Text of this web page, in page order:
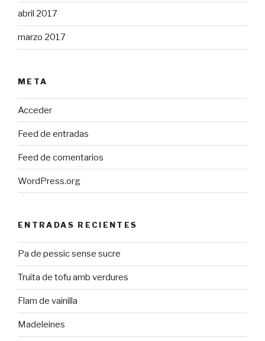
abril 2017
marzo 2017
META
Acceder
Feed de entradas
Feed de comentarios
WordPress.org
ENTRADAS RECIENTES
Pa de pessic sense sucre
Truita de tofu amb verdures
Flam de vainilla
Madeleines